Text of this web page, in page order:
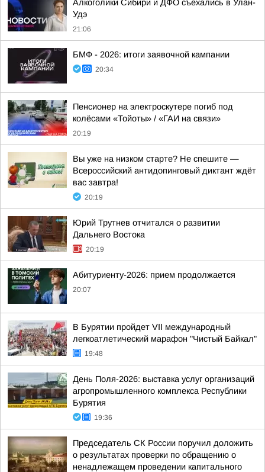
Алкоголики Сибири и ДФО съехались в Улан-
Удэ
21:06
БМФ - 2026: итоги заявочной кампании
20:34
Пенсионер на электроскутере погиб под
колёсами «Тойоты» / «ГАИ на связи»
20:19
Вы уже на низком старте? Не спешите —
Всероссийский антидопинговый диктант ждёт
вас завтра!
20:19
Юрий Трутнев отчитался о развитии
Дальнего Востока
20:19
Абитуриенту-2026: прием продолжается
20:07
В Бурятии пройдет VII международный
легкоатлетический марафон "Чистый Байкал"
19:48
День Поля-2026: выставка услуг организаций
агропромышленного комплекса Республики
Бурятия
19:36
Председатель СК России поручил доложить
о результатах проверки по обращению о
ненадлежащем проведении капитального